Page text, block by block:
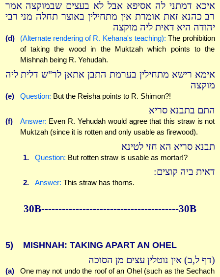
איכא דמתני לה אסיפא אבל לא בעצים שבמוקצה אמר
רב כהנא זאת אומרת אין מתחילין באוצר תחלה מני רבי
יהודה היא דאית ליה מוקצה
(d) (Alternate rendering of R. Kehana's teaching): The prohibition
of taking the wood in the Muktzah which points to the
Mishnah being R. Yehudah.
אימא רישא מתחילין בערמת התבן אתאן לר"ש דלית ליה
מוקצה
(e) Question: But the Reisha points to R. Shimon?!
התם בתבנא סריא
(f) Answer: Even R. Yehudah would agree that this straw is not
Muktzah (since it is rotten and only usable as firewood).
תבנא סריא הא חזי לטינא
1. Question: But rotten straw is usable as mortar!?
דאית ביה קוצים:
2. Answer: This straw has thorns.
30B----------------------------------------30B
5) MISHNAH: TAKING APART AN OHEL
(דף ל,ב) אין נוטלין עצים מן הסוכה
(a)
One may not undo the roof of an Ohel (such as the Sechach